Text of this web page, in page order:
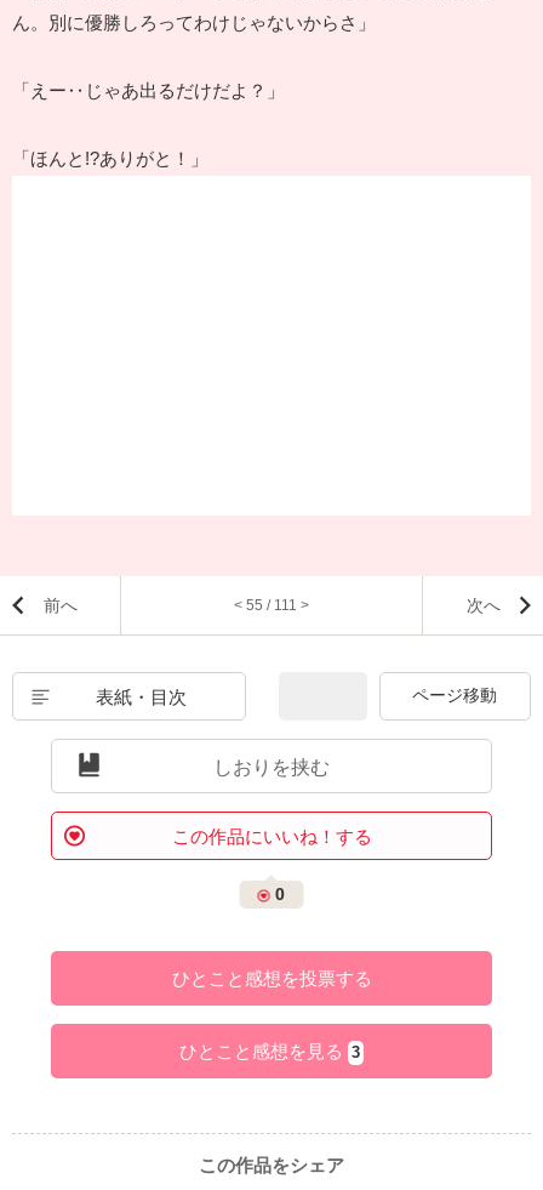
ん。別に優勝しろってわけじゃないからさ」
「えー‥じゃあ出るだけだよ？」
「ほんと!?ありがと！」
前へ < 55 / 111 > 次へ
表紙・目次
しおりを挟む
この作品にいいね！する
0
ひとこと感想を投票する
ひとこと感想を見る 3
この作品をシェア